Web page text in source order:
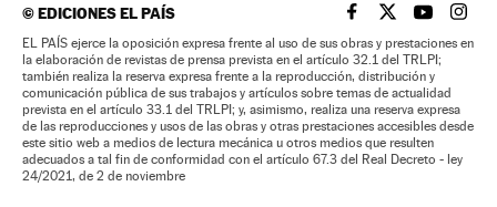
©EDICIONES EL PAÍS EL PAÍS BRASIL EN
EL PAÍSEL PAÍS
EL
EL PAÍS ejerce la oposición expresa frente al uso de sus obras y prestaciones en
la elaboración de revistas de prensa prevista en el artículo 32.1 del TRLPI;
también realiza la reserva expresa frente a la reproducción, distribución y
comunicación pública de sus trabajos y artículos sobre temas de actualidad
prevista en el artículo 33.1 del TRLPI; y, asimismo, realiza una reserva expresa
de las reproducciones y usos de las obras y otras prestaciones accesibles desde
este sitio web a medios de lectura mecánica u otros medios que resulten
adecuados a tal fin de conformidad con el artículo 67.3 del Real Decreto - ley
24/2021, de 2 de noviembre